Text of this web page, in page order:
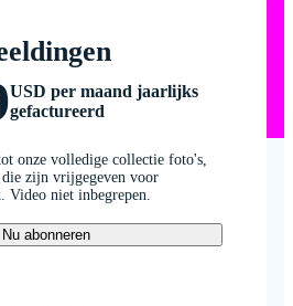
USD per maand jaarlijks
gefactureerd
onze volledige collectie foto's,
die zijn vrijgegeven voor
Video niet inbegrepen.
Nu abonneren